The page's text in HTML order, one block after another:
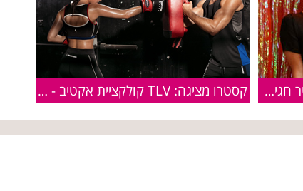
קסטרו מציגה: קולקציית סילבסטר חגיגית קסטרו מציגה: TLV קולקציית אקטיב - ללא הפסקה